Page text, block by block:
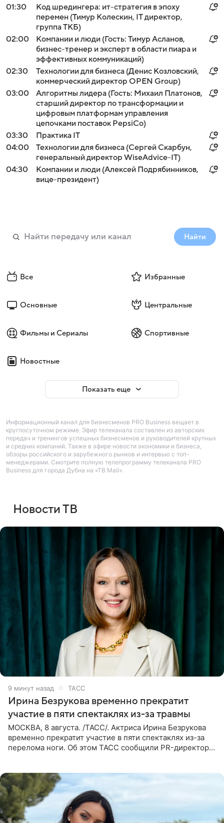
01:30
Код шредингера: ит-стратегия в эпоху
перемен (Тимур Колескин, IT директор,
группа ТКБ)
02:00
Компании и люди (Гость: Тимур Асланов,
бизнес-тренер и эксперт в области пиара и
эффективных коммуникаций)
02:30
Технологии для бизнеса (Денис Козловский,
коммерческий директор OPEN Group)
03:00
Алгоритмы лидера (Гость: Михаил Платонов,
старший директор по трансформации и
цифровым платформам управления
цепочками поставок PepsiCo)
03:30
Практика IT
04:00
Технологии для бизнеса (Сергей Скарбун,
генеральный директор WiseAdvice-IT)
04:30
Компании и люди (Алексей Подрябинников,
вице-президент)
Найти
Все Избранные
Основные Центральные
Фильмы и Сериалы Спортивные
Новостные
Показать еще
Информационный канал для бизнесменов PRO Business вещает в
круглосуточном режиме. Эфир телеканала составлен из авторских
передач и тренингов успешных бизнесменов и руководителей крупных
и средних компаний. Также в эфире новости экономики и бизнеса,
обзоры российского и зарубежного рынков и интервью с топ-
менеджерами. Смотрите полную телепрограмму телеканала PRO
Business для города Дубна на «ТВ Mail».
Новости ТВ
9 минут назад ТАСС
Ирина Безрукова временно прекратит
участие в пяти спектаклях из-за травмы
МОСКВА, 8 августа. /ТАСС/. Актриса Ирина Безрукова
временно прекратит участие в пяти спектаклях из-за
перелома ноги. Об этом ТАСС сообщили PR-директор